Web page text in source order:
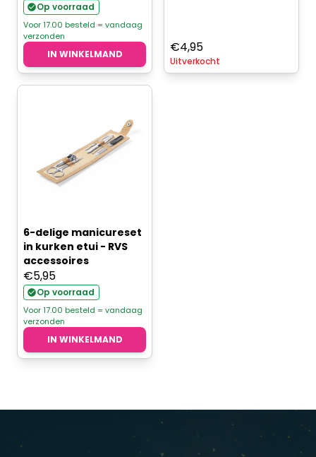
Op voorraad
Voor 17.00 besteld = vandaag
verzonden
IN WINKELMAND €4,95
Uitverkocht
6-delige manicureset
in kurken etui - RVS
accessoires
€5,95
Op voorraad
Voor 17.00 besteld = vandaag
verzonden
IN WINKELMAND